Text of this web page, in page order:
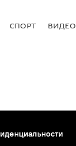
СПОРТ ВИДЕО